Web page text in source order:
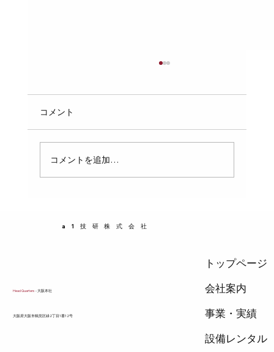
受水槽の定期点検が近づくと、管理会社の担当
者は水道法違反のリスクを意識します。特に
1010㎥を超える簡易専用水道を管理している場
合、年1回の点検で不適合を指摘されると、対
い交換部品と、その交換のメリットについて具
コメント
コメントを追加…
a1技研株式会社
Head Quarters- 大阪本社
​大阪府大阪市鶴見区緑2丁目1番12号
トップページ
会社案内
事業・実績
設備レンタル